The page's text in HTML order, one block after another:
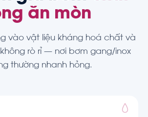
ăn mòn
vào vật liệu kháng hoá chất và
rò rỉ — nơi bơm gang/inox
thường nhanh hỏng.